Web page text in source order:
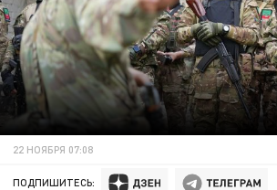
22 НОЯБРЯ 07:08
ПОДПИШИТЕСЬ: